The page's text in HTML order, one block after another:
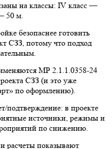
на классы: IV класс —
50 м.
безопаснее готовить
СЗЗ, потому что подход
МР 2.1.1.0358‑24
СЗЗ (и это уже
по оформлению).
подтверждение: в проекте
источники, режимы и
по снижению.
расчеты показывают